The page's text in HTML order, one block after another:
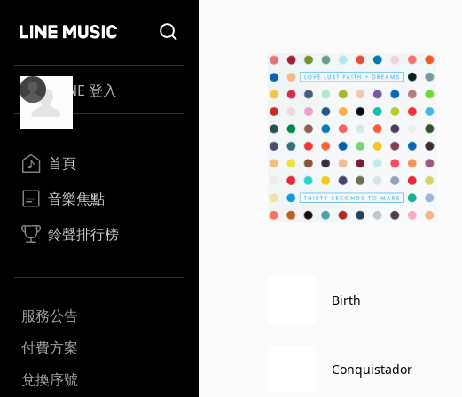
LINE 登入
首頁
音樂焦點
鈴聲排行榜
服務公告
付費方案
兌換序號
Birth
Conquistador